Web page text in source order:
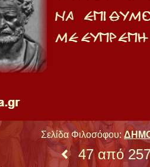
Σελίδα Φιλοσόφου:
47 από